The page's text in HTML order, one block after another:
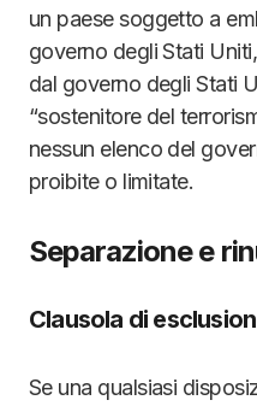
un paese soggetto a
governo degli Stati
dal governo degli Stati
“sostenitore del
nessun elenco del
proibite o limitate.
Separazione e
Clausola di
Se una qualsiasi